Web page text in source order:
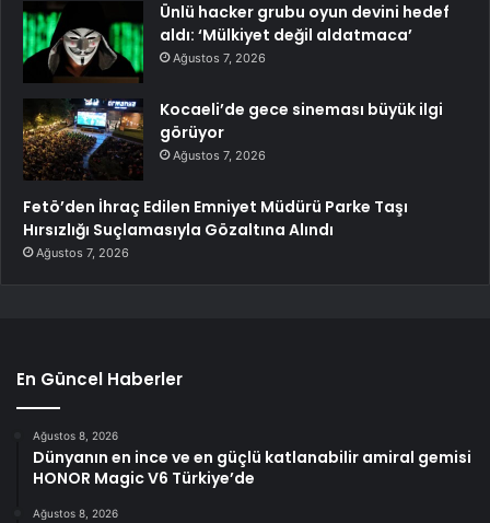
Ünlü hacker grubu oyun devini hedef
aldı: ‘Mülkiyet değil aldatmaca’
Ağustos 7, 2026
Kocaeli’de gece sineması büyük ilgi
görüyor
Ağustos 7, 2026
Fetö’den İhraç Edilen Emniyet Müdürü Parke Taşı
Hırsızlığı Suçlamasıyla Gözaltına Alındı
Ağustos 7, 2026
En Güncel Haberler
Ağustos 8, 2026
Dünyanın en ince ve en güçlü katlanabilir amiral gemisi
HONOR Magic V6 Türkiye’de
Ağustos 8, 2026